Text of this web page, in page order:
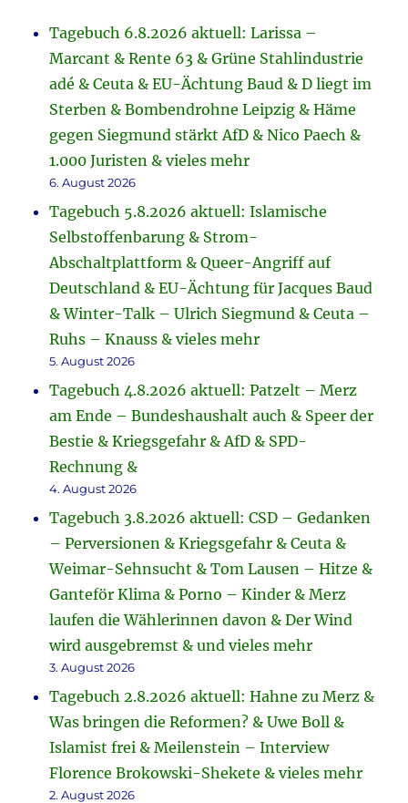
Tagebuch 6.8.2026 aktuell: Larissa –
Marcant & Rente 63 & Grüne Stahlindustrie
adé & Ceuta & EU-Ächtung Baud & D liegt im
Sterben & Bombendrohne Leipzig & Häme
gegen Siegmund stärkt AfD & Nico Paech &
1.000 Juristen & vieles mehr
6. August 2026
Tagebuch 5.8.2026 aktuell: Islamische
Selbstoffenbarung & Strom-
Abschaltplattform & Queer-Angriff auf
Deutschland & EU-Ächtung für Jacques Baud
& Winter-Talk – Ulrich Siegmund & Ceuta –
Ruhs – Knauss & vieles mehr
5. August 2026
Tagebuch 4.8.2026 aktuell: Patzelt – Merz
am Ende – Bundeshaushalt auch & Speer der
Bestie & Kriegsgefahr & AfD & SPD-
Rechnung &
4. August 2026
Tagebuch 3.8.2026 aktuell: CSD – Gedanken
– Perversionen & Kriegsgefahr & Ceuta &
Weimar-Sehnsucht & Tom Lausen – Hitze &
Ganteför Klima & Porno – Kinder & Merz
laufen die Wählerinnen davon & Der Wind
wird ausgebremst & und vieles mehr
3. August 2026
Tagebuch 2.8.2026 aktuell: Hahne zu Merz &
Was bringen die Reformen? & Uwe Boll &
Islamist frei & Meilenstein – Interview
Florence Brokowski-Shekete & vieles mehr
2. August 2026